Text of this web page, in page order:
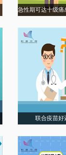
急性期可达十级
联合疫苗好